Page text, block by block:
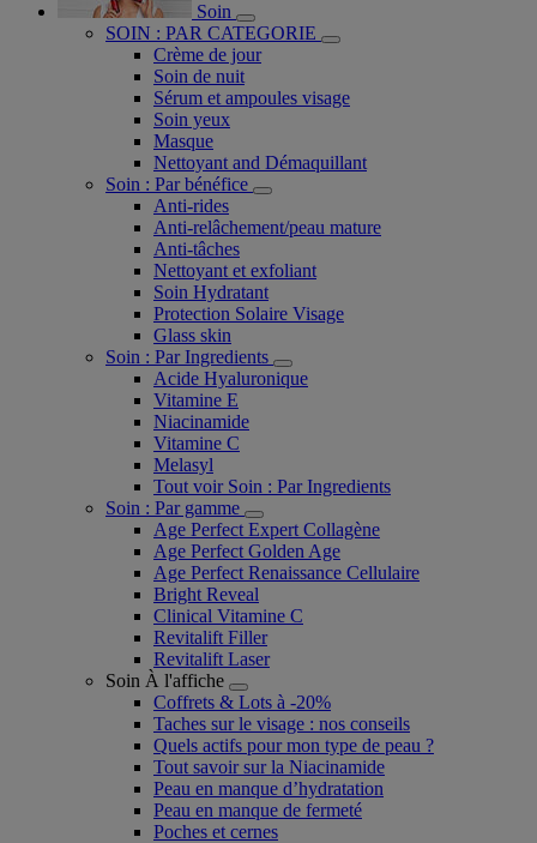
Soin
SOIN : PAR CATEGORIE
Crème de jour
Soin de nuit
Sérum et ampoules visage
Soin yeux
Masque
Nettoyant and Démaquillant
Soin : Par bénéfice
Anti-rides
Anti-relâchement/peau mature
Anti-tâches
Nettoyant et exfoliant
Soin Hydratant
Protection Solaire Visage
Glass skin
Soin : Par Ingredients
Acide Hyaluronique
Vitamine E
Niacinamide
Vitamine C
Melasyl
Tout voir Soin : Par Ingredients
Soin : Par gamme
Age Perfect Expert Collagène
Age Perfect Golden Age
Age Perfect Renaissance Cellulaire
Bright Reveal
Clinical Vitamine C
Revitalift Filler
Revitalift Laser
Soin À l'affiche
Coffrets & Lots à -20%
Taches sur le visage : nos conseils
Quels actifs pour mon type de peau ?
Tout savoir sur la Niacinamide​
Peau en manque d’hydratation
Peau en manque de fermeté
Poches et cernes